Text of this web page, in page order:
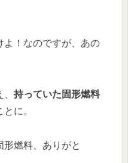
よ！なのですが、あの
持っていた固形燃料
に。
形燃料、ありがと